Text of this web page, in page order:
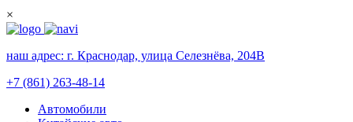
×
наш адрес: г. Краснодар, улица Селезнёва, 204В
+7 (861) 263-48-14
Автомобили